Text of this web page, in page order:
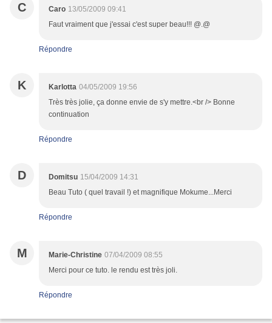
C Caro 13/05/2009 09:41
Faut vraiment que j'essai c'est super beau!!! @.@
Répondre
K Karlotta 04/05/2009 19:56
Très très jolie, ça donne envie de s'y mettre.<br /> Bonne
continuation
Répondre
D Domitsu 15/04/2009 14:31
Beau Tuto ( quel travail !) et magnifique Mokume...Merci
Répondre
M Marie-Christine 07/04/2009 08:55
Merci pour ce tuto. le rendu est très joli.
Répondre